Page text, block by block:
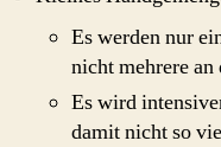
Es werden nur
nicht mehrere an
Es wird
damit nicht so